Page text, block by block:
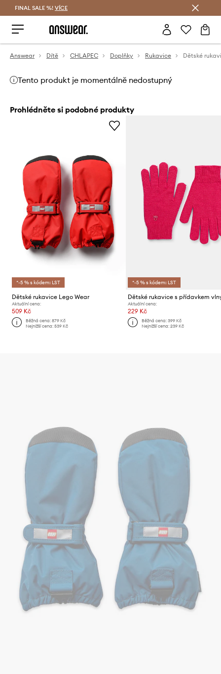
FINAL SALE %! VÍCE
Answear Dítě CHLAPEC Doplňky Rukavice Dětské
Tento produkt je momentálně nedostupný
Prohlédněte si podobné produkty
*-5 % s kódem: LST
Dětské rukavice Lego Wear
Aktuální cena:
509 Kč
Běžná cena:879 Kč
Nejnižší cena:539 Kč
*-5 % s kódem: LST
Aktuální cena:
229 Kč
Běžná cena: 399 Kč
Nejnižší cena: 239 Kč